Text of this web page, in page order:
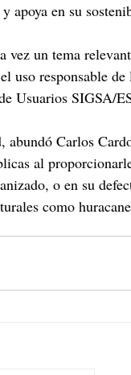
apoya en su
vez un tema
uso responsable
Usuarios SIGSA/
abundó Carlos
al
o en su
como